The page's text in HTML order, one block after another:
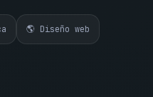
🌎 Diseño web